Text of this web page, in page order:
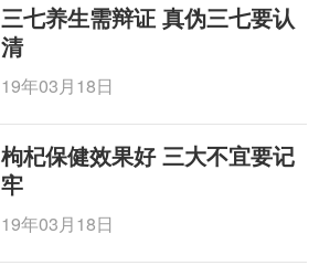
三七养生需辩证 真伪三七要认
清
19年03月18日
枸杞保健效果好 三大不宜要记
牢
19年03月18日